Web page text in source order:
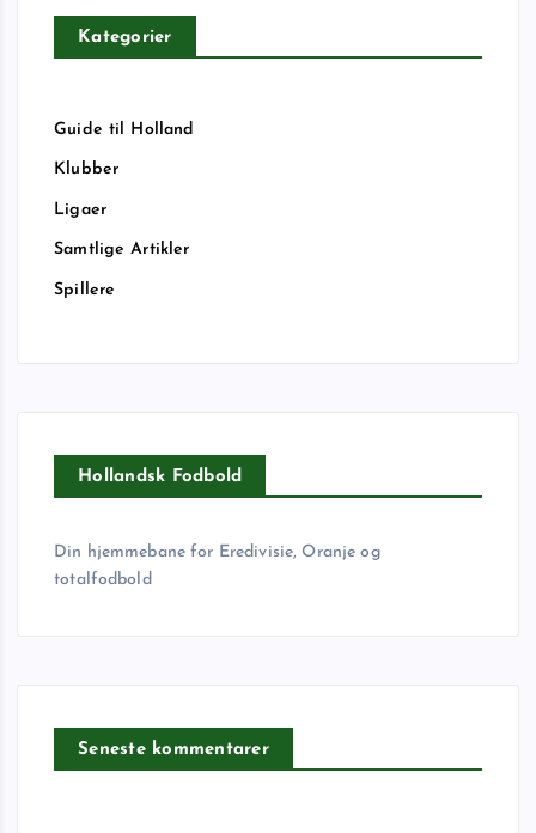
Kategorier
Guide til Holland
Klubber
Ligaer
Samtlige Artikler
Spillere
Hollandsk Fodbold
Din hjemmebane for Eredivisie, Oranje og
totalfodbold
Seneste kommentarer